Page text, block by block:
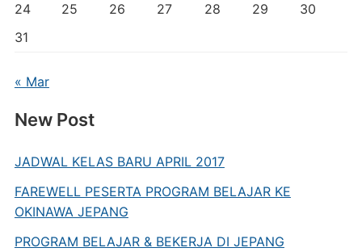
24
25 26 27 28 29
30
31
« Mar
New Post
JADWAL KELAS BARU APRIL 2017
FAREWELL PESERTA PROGRAM BELAJAR KE
OKINAWA JEPANG
PROGRAM BELAJAR & BEKERJA DI JEPANG